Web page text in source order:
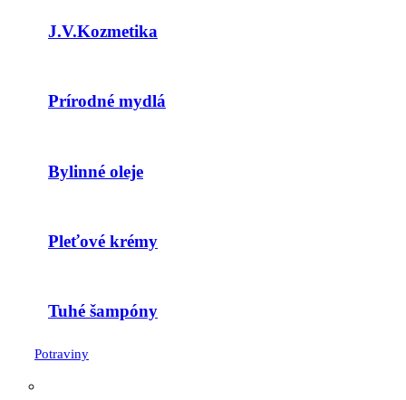
J.V.Kozmetika
Prírodné mydlá
Bylinné oleje
Pleťové krémy
Tuhé šampóny
Potraviny